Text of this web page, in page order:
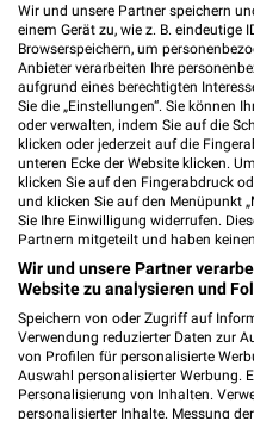
59872
Heute 09:00 -
374,47 km •
MediaMarkt
Kurt-
58636 Iserlohn
411,29 km •
SP Iwanowski
Ludwigstraße 5
58638 Iserlohn
Wir und unsere Partner speichern
einem Gerät zu, wie z. B. eindeutige
Browserspeichern, um
Anbieter verarbeiten Ihre
aufgrund eines berechtigten
Sie die „Einstellungen“. Sie können
oder verwalten, indem Sie auf die
klicken oder jederzeit auf die
unteren Ecke der Website klicken.
klicken Sie auf den Fingerabdruck
und klicken Sie auf den Menüpunkt
Sie Ihre Einwilligung widerrufen.
Partnern mitgeteilt und haben
Wir und unsere Partner
Website zu analysieren und
Speichern von oder Zugriff auf
Verwendung reduzierter Daten zur
von Profilen für personalisierte
Auswahl personalisierter Werbung.
Personalisierung von Inhalten.
personalisierter Inhalte. Messung